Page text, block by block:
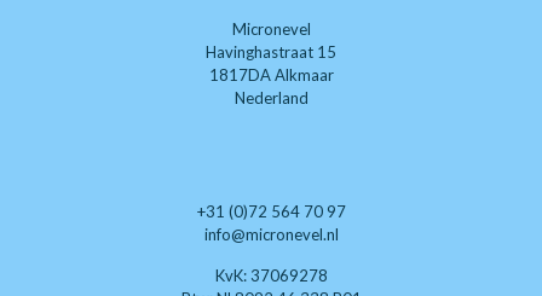
Micronevel
Havinghastraat 15
1817DA Alkmaar
Nederland
+31 (0)72 564 70 97
info@micronevel.nl
KvK: 37069278